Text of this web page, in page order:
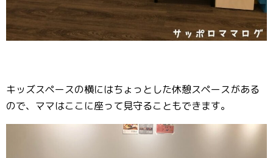
キッズスペースの横にはちょっとした休憩スペースがある
ので、ママはここに座って見守ることもできます。